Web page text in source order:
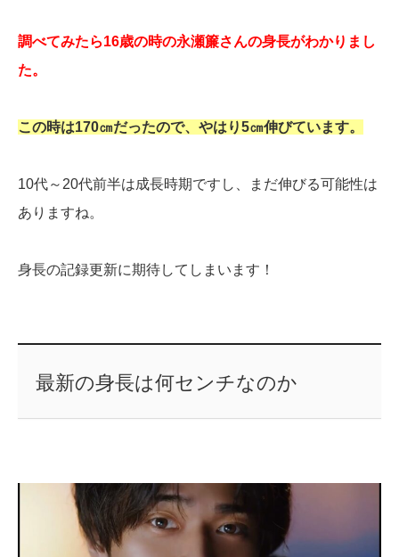
調べてみたら16歳の時の永瀬簾さんの身長がわかりまし
た。
この時は170㎝だったので、やはり5㎝伸びています。
10代～20代前半は成長時期ですし、まだ伸びる可能性は
ありますね。
身長の記録更新に期待してしまいます！
最新の身長は何センチなのか